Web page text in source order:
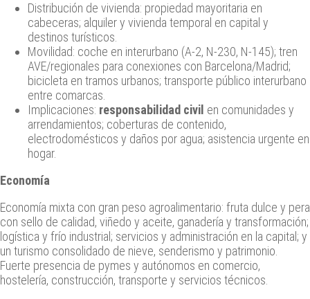
Distribución de vivienda: propiedad mayoritaria en
cabeceras; alquiler y vivienda temporal en capital y
destinos turísticos.
Movilidad: coche en interurbano (A‑2, N‑230, N‑145); tren
AVE/regionales para conexiones con Barcelona/Madrid;
bicicleta en tramos urbanos; transporte público interurbano
entre comarcas.
Implicaciones: responsabilidad civil en comunidades y
arrendamientos; coberturas de contenido,
electrodomésticos y daños por agua; asistencia urgente en
hogar.
Economía
Economía mixta con gran peso agroalimentario: fruta dulce y pera
con sello de calidad, viñedo y aceite, ganadería y transformación;
logística y frío industrial; servicios y administración en la capital; y
un turismo consolidado de nieve, senderismo y patrimonio.
Fuerte presencia de pymes y autónomos en comercio,
hostelería, construcción, transporte y servicios técnicos.